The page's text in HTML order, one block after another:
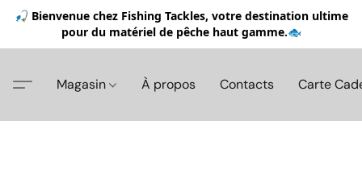
🎣 Bienvenue chez Fishing Tackles, votre destination ultime
pour du matériel de pêche haut gamme.🐟
Magasin À propos Contacts Carte